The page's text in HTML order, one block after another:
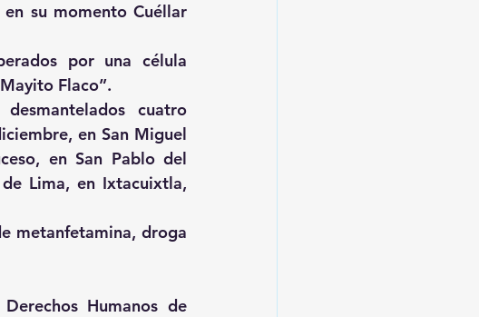
su momento Cuéllar
por una célula
Flaco”.
cuatro
en San Miguel
en San Pablo del
Lima, en Ixtacuixtla,
metanfetamina, droga
Humanos de